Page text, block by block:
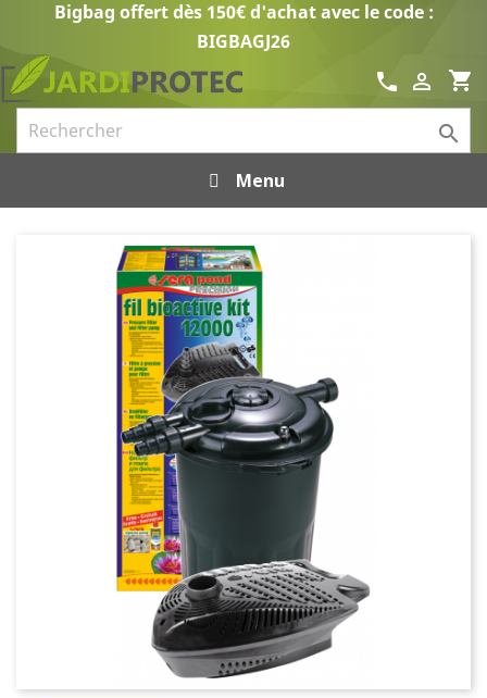
Bigbag offert dès 150€ d'achat avec le code :
BIGBAGJ26
shopping_cart

call

Menu